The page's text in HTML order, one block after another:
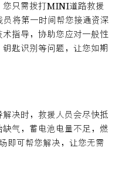
您只需拨打MINI道路救援
将第一时间帮您接通资深
指导，协助您应对一般性
匙识别等问题，让您如期
决时，救援人员会尽快抵
气，蓄电池电量不足，燃
即可帮您解决，让您无需